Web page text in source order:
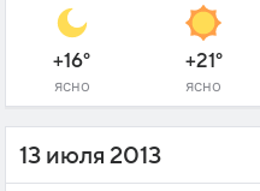
+16°
ясно
+21°
ясно
13 июля 2013